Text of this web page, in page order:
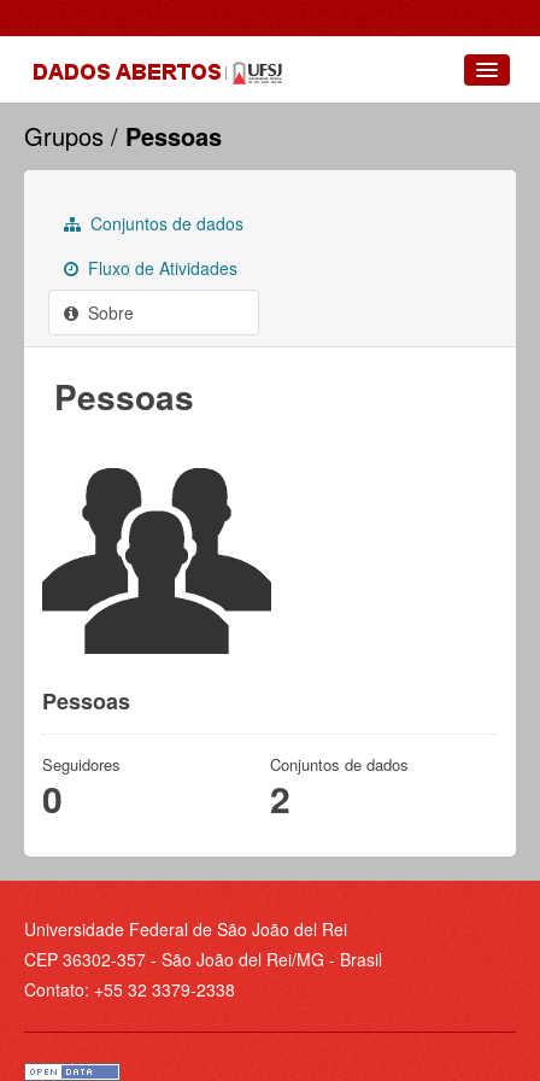
Conjuntos de dados
Grupos
Grupos Pessoas
Conjuntos de dados
Fluxo de Atividades
Sobre
Pessoas
Pessoas
Seguidores
0
Conjuntos de dados
2
Universidade Federal de São João del Rei
CEP 36302-357 - São João del Rei/MG - Brasil
Contato: +55 32 3379-2338